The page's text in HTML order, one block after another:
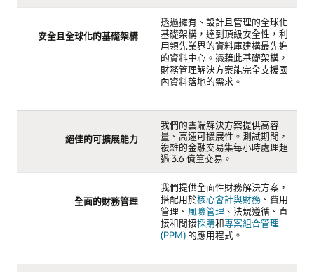
安全且全球化的基礎架構
透過擁有、設計且管理的全球化
基礎架構，達到頂級安全性，利
用領先業界的資料庫建構最先進
的資料中心。憑藉此基礎架構，
財務管理解決方案能完全支援國
內資料落地的需求。
絕佳的可擴展能力
我們的雲端解決方案提供高容
量、高速可擴展性。測試期間，
複雜的金融交易集每小時處理超
過 3.6 億筆交易。
全面的財務管理
我們提供全面性財務解決方案，
搭配用於核心會計與財務、費用
管理、 風險管理 、法規遵循、直
接和間接採購和專案組合管理
(PPM)的應用程式。